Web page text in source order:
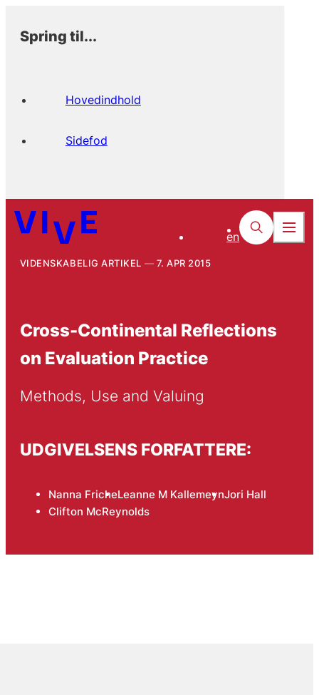
Spring til...
Hovedindhold
Sidefod
en
VIDENSKABELIG ARTIKEL 7. APR 2015
Cross-Continental Reflections
on Evaluation Practice
Methods, Use and Valuing
UDGIVELSENS FORFATTERE:
Nanna FricheLeanne M KallemeynJori Hall
Clifton McReynolds